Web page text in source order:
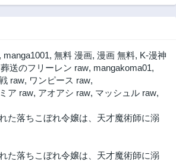
第25.1話
2年前
第24.3話
第24.1話
第23.3話
, manga1001, 無料 漫画, 漫画 無料, K-漫神
葬送のフリーレン raw, mangakoma01,
raw, ワンピース raw,
ア raw, アオアシ raw, マッシュル raw,
た落ちこぼれ令嬢は、天才魔術師に溺
た落ちこぼれ令嬢は、天才魔術師に溺